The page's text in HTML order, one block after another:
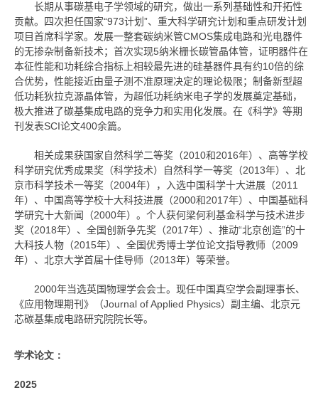
长期从事碳基电子学领域的研究，做出一系列基础性和开拓性
贡献。四次担任国家“973计划”、重大科学研究计划和重点研发计划
项目首席科学家。发展一整套碳纳米管CMOS集成电路和光电器件
的无掺杂制备新技术；首次实现5纳米栅长碳管晶体管，证明器件在
本征性能和功耗综合指标上相较最先进的硅基器件具有约10倍的综
合优势，性能接近由量子测不准原理决定的理论极限；制备新型超
低功耗狄拉克源晶体管，为超低功耗纳米电子学的发展奠定基础，
极大推进了碳基集成电路的竞争力和实用化发展。在《科学》等期
刊发表SCI论文400余篇。
相关成果获国家自然科学二等奖（2010和2016年）、高等学校
科学研究优秀成果奖（科学技术）自然科学一等奖（2013年）、北
京市科学技术一等奖（2004年），入选中国科学十大进展（2011
年）、中国高等学校十大科技进展（2000和2017年）、中国基础科
学研究十大新闻（2000年）。个人获何梁何利基金科学与技术进步
奖（2018年）、全国创新争先奖（2017年）、推动“北京创造”的十
大科技人物（2015年）、全国优秀博士学位论文指导教师（2009
年）、北京大学首届十佳导师（2013年）等荣誉。
2000年当选英国物理学会会士。现任中国真空学会副理事长、
《应用物理期刊》（Journal of Applied Physics）副主编、北京元
芯碳基集成电路研究院院长等。
学术论文：
2025